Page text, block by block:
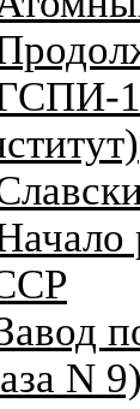
N 9)